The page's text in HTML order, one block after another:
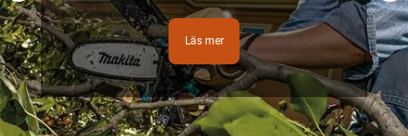
Läs mer